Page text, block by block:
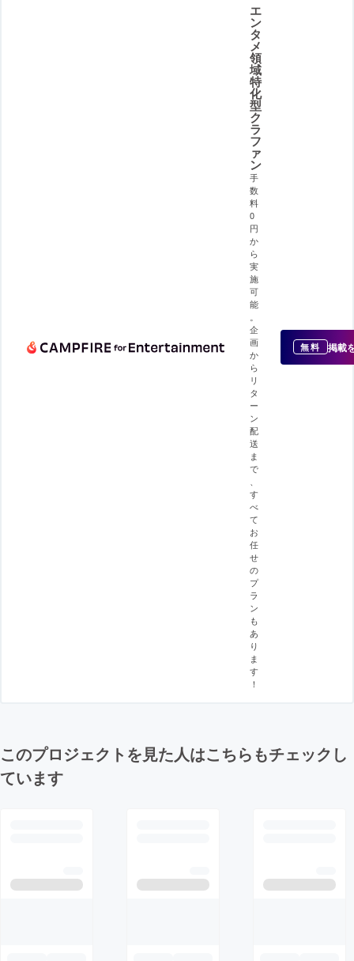
エ
ン
タ
メ
領
域
特
化
型
ク
ラ
フ
ァ
ン
手
数
料
0
円
か
ら
実
施
可
能
企
画
か
ら
リ
タ
ー
ン
配
送
ま
で
す
べ
て
お
任
せ
の
プ
ラ
ン
も
あ
り
ま
す
！
無料 掲載
このプロジェクトを見た人はこちらもチェックし
ています